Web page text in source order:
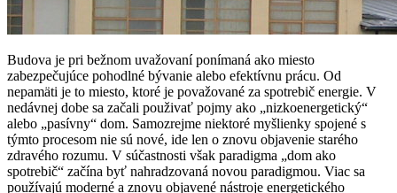
Budova je pri bežnom uvažovaní ponímaná ako miesto
zabezpečujúce pohodlné bývanie alebo efektívnu prácu. Od
nepamäti je to miesto, ktoré je považované za spotrebič energie. V
nedávnej dobe sa začali použivať pojmy ako „nizkoenergetický“
alebo „pasívny“ dom. Samozrejme niektoré myšlienky spojené s
týmto procesom nie sú nové, ide len o znovu objavenie starého
zdravého rozumu. V súčastnosti však paradigma „dom ako
spotrebič“ začína byť ­nahradzovaná novou paradigmou. Viac sa
používajú moderné a znovu objavené nástroje energetického